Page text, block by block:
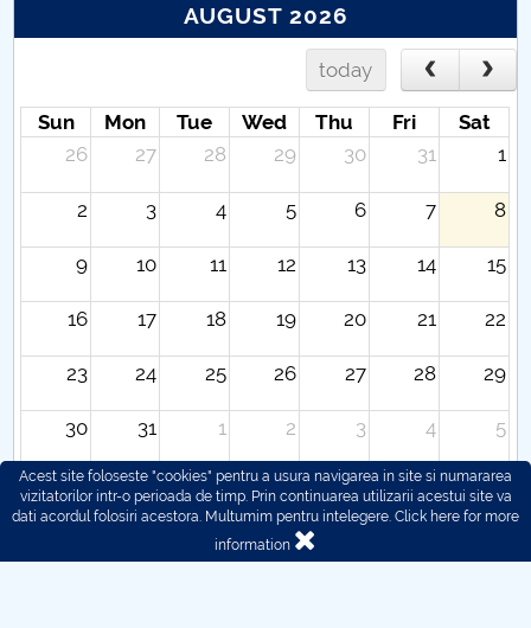
AUGUST 2026
today
Sun Mon Tue Wed Thu Fri
Sat
26
27 28 29 30 31 1
2 3 4 5 6 7 8
9 10 11 12 13 14 15
16 17 18 19 20 21 22
23 24 25 26 27 28 29
30 31 1 2 3 4 5
Acest site foloseste "cookies" pentru a usura navigarea in site si numararea
vizitatorilor intr-o perioada de timp. Prin continuarea utilizarii acestui site va
dati acordul folosiri acestora. Multumim pentru intelegere. Click here for more
information